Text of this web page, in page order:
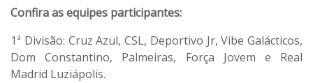
Confira as equipes participantes:
1ª Divisão: Cruz Azul, CSL, Deportivo Jr, Vibe Galácticos,
Dom Constantino, Palmeiras, Força Jovem e Real
Madrid Luziápolis.